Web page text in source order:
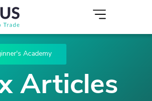
Academy
Articles